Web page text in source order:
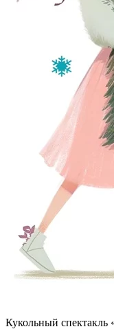
Кукольный спектакль